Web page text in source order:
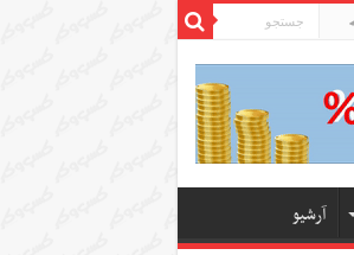
آرشیو